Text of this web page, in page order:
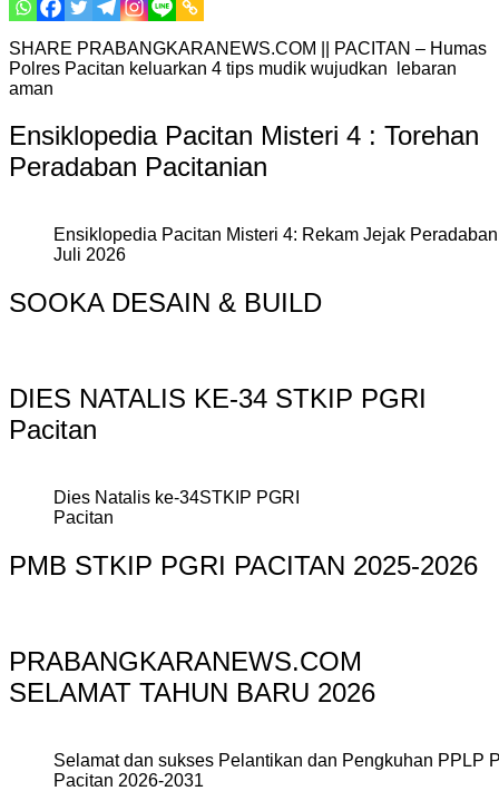
SHARE PRABANGKARANEWS.COM || PACITAN – Humas
Polres Pacitan keluarkan 4 tips mudik wujudkan lebaran
aman
Ensiklopedia Pacitan Misteri 4 : Torehan
Peradaban Pacitanian
Ensiklopedia Pacitan Misteri 4: Rekam Jejak
Juli 2026
SOOKA DESAIN & BUILD
DIES NATALIS KE-34 STKIP PGRI
Pacitan
Dies Natalis ke-34STKIP PGRI
Pacitan
PMB STKIP PGRI PACITAN 2025-2026
PRABANGKARANEWS.COM
SELAMAT TAHUN BARU 2026
Selamat dan sukses Pelantikan dan Pengkuhan PPLP
Pacitan 2026-2031